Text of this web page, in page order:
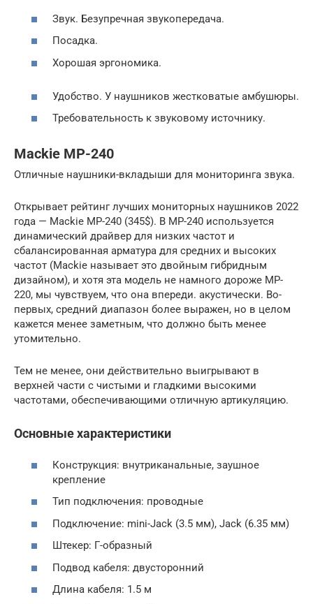
Звук. Безупречная звукопередача.
Посадка.
Хорошая эргономика.
Удобство. У наушников жестковатые амбушюры.
Требовательность к звуковому источнику.
Mackie MP-240
Отличные наушники-вкладыши для мониторинга звука.
Открывает рейтинг лучших мониторных наушников 2022
года — Mackie MP-240 (345$). В MP-240 используется
динамический драйвер для низких частот и
сбалансированная арматура для средних и высоких
частот (Mackie называет это двойным гибридным
дизайном), и хотя эта модель не намного дороже MP-
220, мы чувствуем, что она впереди. акустически. Во-
первых, средний диапазон более выражен, но в целом
кажется менее заметным, что должно быть менее
утомительно.
Тем не менее, они действительно выигрывают в
верхней части с чистыми и гладкими высокими
частотами, обеспечивающими отличную артикуляцию.
Основные характеристики
Конструкция: внутриканальные, заушное
крепление
Тип подключения: проводные
Подключение: mini-Jack (3.5 мм), Jack (6.35 мм)
Штекер: Г-образный
Подвод кабеля: двусторонний
Длина кабеля: 1.5 м